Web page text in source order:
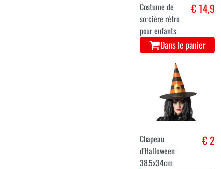
Costume de
sorcière rétro
pour enfants
€ 14,9
Dans le panier
Chapeau
d’Halloween
38.5x34cm
€ 2